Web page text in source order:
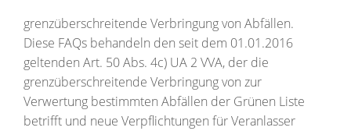
grenzüberschreitende Verbringung von Abfällen.
Diese FAQs behandeln den seit dem 01.01.2016
geltenden Art. 50 Abs. 4c) UA 2 VVA, der die
grenzüberschreitende Verbringung von zur
Verwertung bestimmten Abfällen der Grünen Liste
betrifft und neue Verpflichtungen für Veranlasser